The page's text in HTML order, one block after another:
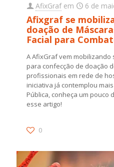
AfixGraf em 6 de
Afixgraf se
doação de
Facial para
A AfixGraf vem
para confecção de doação
profissionais em rede de
iniciativa já contemplou
Pública, conheça um pouco
esse artigo!
0